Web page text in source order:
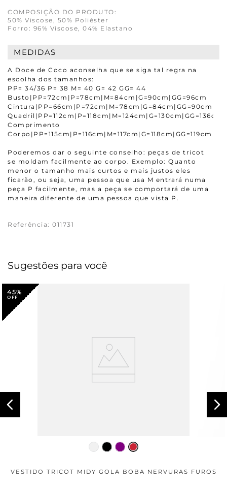
COMPOSIÇÃO DO PRODUTO:
50% Viscose, 50% Poliéster
Forro: 96% Viscose, 04% Elastano
MEDIDAS
A Doce de Coco aconselha que se siga tal regra na
escolha dos tamanhos:
PP= 34/36 P= 38 M= 40 G= 42 GG= 44
Busto|PP=72cm|P=78cm|M=84cm|G=90cm|GG=96cm
Cintura|PP=66cm|P=72cm|M=78cm|G=84cm|GG=90cm
Quadril|PP=112cm|P=118cm|M=124cm|G=130cm|GG=136cm
Comprimento
Corpo|PP=115cm|P=116cm|M=117cm|G=118cm|GG=119cm
Poderemos dar o seguinte conselho: peças de tricot
se moldam facilmente ao corpo. Exemplo: Quanto
menor o tamanho mais curtos e mais justos eles
ficarão, ou seja, uma pessoa que usa M entrará numa
peça P facilmente, mas a peça se comportará de uma
maneira diferente de uma pessoa que vista P.
Referência: 011731
Sugestões para você
45%
VESTIDO TRICOT MIDY GOLA BOBA NERVURAS FUROS